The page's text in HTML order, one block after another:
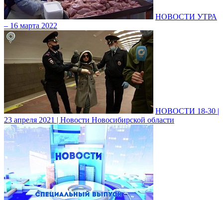
НОВОСТИ УТРА
– 16 марта 2022
НОВОСТИ 18-30 |
23 апреля 2021 | Новости Новосибирской области